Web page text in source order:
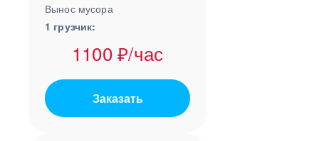
Вынос мусора
1 грузчик:
1100 ₽/час
Заказать